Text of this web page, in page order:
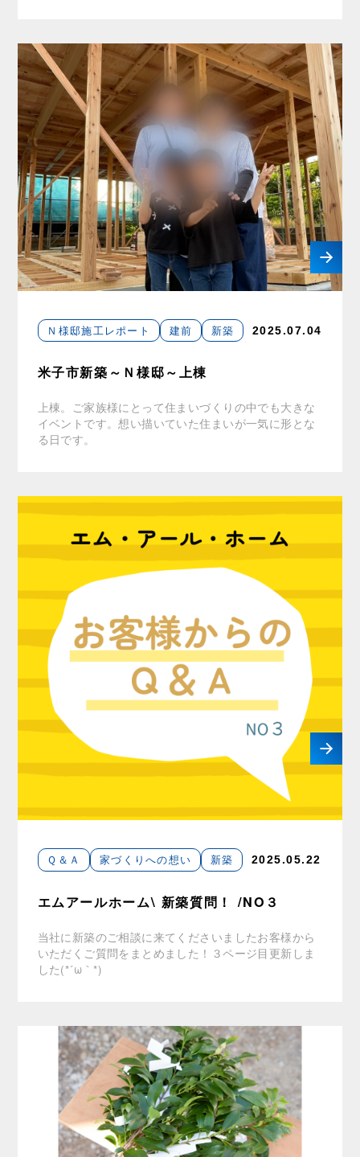
Ｎ様邸施工レポート 建前 新築 2025.07.04
米子市新築～Ｎ様邸～上棟
上棟。ご家族様にとって住まいづくりの中でも大きな
イベントです。想い描いていた住まいが一気に形とな
る日です。
Ｑ＆Ａ 家づくりへの想い 新築 2025.05.22
エムアールホーム\ 新築質問！ /NO３
当社に新築のご相談に来てくださいましたお客様から
いただくご質問をまとめました！３ページ目更新しま
した(*´ω｀*)